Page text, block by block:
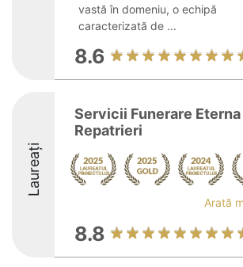
vastă în domeniu, o echipă
caracterizată de ...
8.6
Laureați
Servicii Funerare
Repatrieri
Arată
8.8